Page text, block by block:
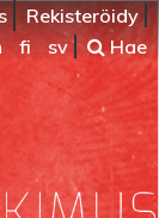
Rekisteröidy
fi sv Hae